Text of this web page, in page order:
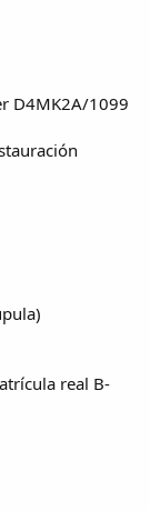
D4MK2A/1099
real B-